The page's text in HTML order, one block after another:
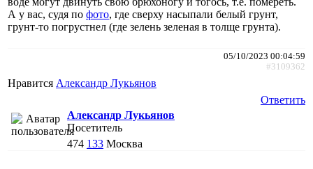
А у вас, судя по фото, где сверху насыпали белый грунт,
грунт-то погрустнел (где зелень зеленая в толще грунта).
05/10/2023 00:04:59
#3109362
Нравится Александр Лукьянов
Ответить
Александр Лукьянов
Посетитель
474 133 Москва